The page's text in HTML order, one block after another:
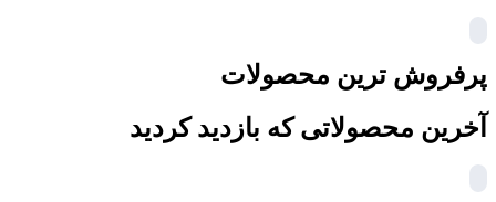
پرفروش ترین محصولات
آخرین محصولاتی که بازدید کردید